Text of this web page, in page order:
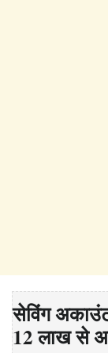
सेविंग
12 लाख से